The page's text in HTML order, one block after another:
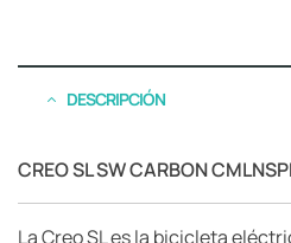
DESCRIPCIÓN
CREO SL SW CARBON
La Creo SL es la bicicleta